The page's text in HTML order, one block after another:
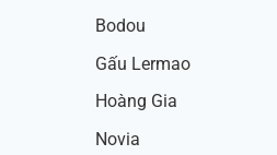
Bodou
Gấu Lermao
Hoàng Gia
Novia